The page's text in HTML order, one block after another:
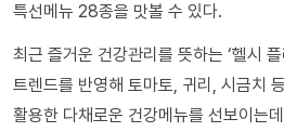
특선메뉴 28종을 맛볼 수 있다.
최근 즐거운 건강관리를 뜻하는 ‘헬시
트렌드를 반영해 토마토, 귀리, 시금치
활용한 다채로운 건강메뉴를 선보이는